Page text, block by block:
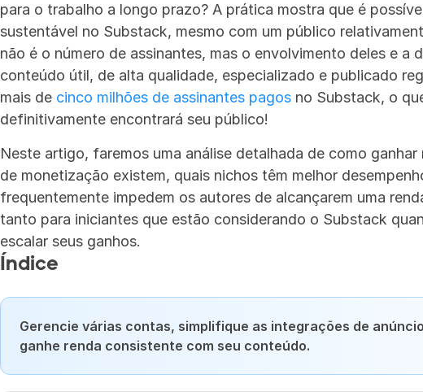
para o trabalho a longo prazo? A prática mostra que é
sustentável no Substack, mesmo com um público
não é o número de assinantes, mas o envolvimento deles e a
conteúdo útil, de alta qualidade, especializado e publicado
mais de cinco milhões de assinantes pagos no Substack, o
definitivamente encontrará seu público!
Neste artigo, faremos uma análise detalhada de como
de monetização existem, quais nichos têm melhor
frequentemente impedem os autores de alcançarem uma
tanto para iniciantes que estão considerando o Substack
escalar seus ganhos.
Índice
Gerencie várias contas, simplifique as integrações de
ganhe renda consistente com seu conteúdo.